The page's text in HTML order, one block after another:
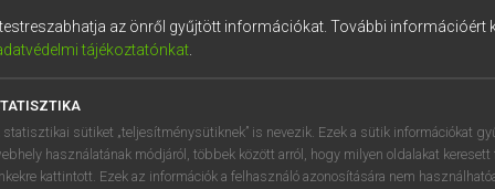
egyetemes nagyszótár
az önről gyűjtött információkat. További információért
tájékoztatónkat.
statisztikai sütiket „teljesítménysütiknek” is nevezik. Ezek a sütik információkat
használatának módjáról, többek között arról, hogy milyen oldalakat keresett
kattintott. Ezek az információk a felhasználó azonosítására nem
DE CN FR ES IT NL
1 2 3 4 5 6 7 8 9
q w e r t z u i
a s d f g h j k l é